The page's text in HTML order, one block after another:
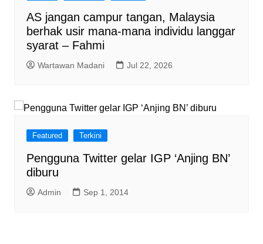
AS jangan campur tangan, Malaysia
berhak usir mana-mana individu langgar
syarat – Fahmi
Wartawan Madani Jul 22, 2026
Featured Terkini
Pengguna Twitter gelar IGP ‘Anjing BN’
diburu
Admin Sep 1, 2014